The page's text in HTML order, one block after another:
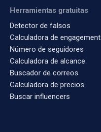
Herramientas gratuitas
Detector de falsos
Calculadora de engagement
Número de seguidores
Calculadora de alcance
Buscador de correos
Calculadora de precios
Buscar influencers